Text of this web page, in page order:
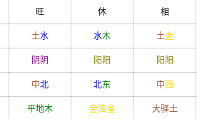
旺 休 相
土水 水木 土金
阴 阴 阳 阳 阳 阳
中北 北东 中西
平地木 金箔金 大驿土